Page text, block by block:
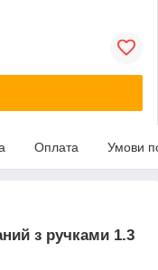
Оплата Умови
з ручками 1.3